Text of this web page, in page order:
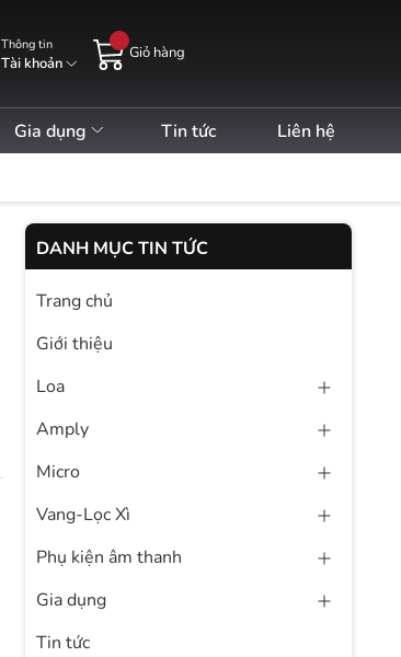
Thông tin
Tài khoản
Giỏ hàng
Gia dụng Tin tức Liên hệ
DANH MỤC TIN TỨC
Trang chủ
Giới thiệu
Loa
Amply
Micro
Vang-Lọc Xì
Phụ kiện âm thanh
Gia dụng
Tin tức